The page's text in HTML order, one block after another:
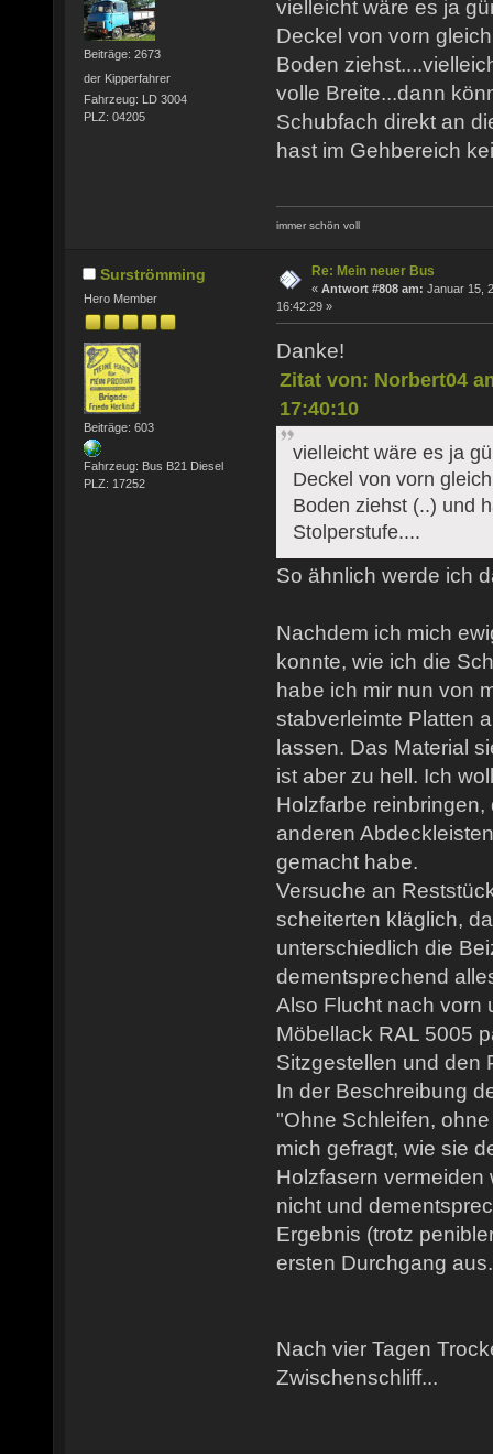
Beiträge: 2673
der Kipperfahrer
Fahrzeug: LD 3004
PLZ: 04205
vielleicht wäre es ja
Deckel von vorn
Boden
volle Breite...dann
Schubfach direkt an
hast im Gehbereich
immer schön voll
Surströmming
Hero Member
Beiträge: 603
Fahrzeug: Bus B21 Diesel
PLZ: 17252
Re: Mein neuer Bus
« Antwort #808 am: Januar 15,
16:42:29 »
Danke!
Zitat von: Norbert04
17:40:10
vielleicht wäre es ja
Deckel von vorn
Boden ziehst (..) und
Stolperstufe....
So ähnlich werde ich
Nachdem ich mich
konnte, wie ich die
habe ich mir nun von
stabverleimte Platten
lassen. Das Material
ist aber zu hell. Ich
Holzfarbe
anderen
gemacht habe.
Versuche an
scheiterten kläglich,
unterschiedlich die
dementsprechend
Also Flucht nach vorn
Möbellack RAL 5005
Sitzgestellen und den
In der Beschreibung
"Ohne Schleifen,
mich gefragt, wie sie
Holzfasern vermeiden
nicht und
Ergebnis (trotz
ersten Durchgang aus.
Nach vier Tagen
Zwischenschliff...